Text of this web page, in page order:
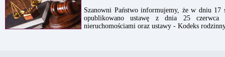
Szanowni Państwo informujemy, że w dniu
opublikowano ustawę z dnia 25
nieruchomościami oraz ustawy - Kodeks